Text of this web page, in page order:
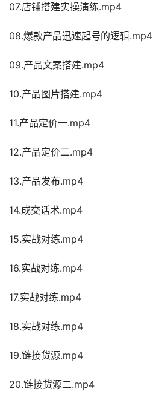
07.店铺搭建实操演练.mp4
08.爆款产品迅速起号的逻辑.mp4
09.产品文案搭建.mp4
10.产品图片搭建.mp4
11.产品定价一.mp4
12.产品定价二.mp4
13.产品发布.mp4
14.成交话术.mp4
15.实战对练.mp4
16.实战对练.mp4
17.实战对练.mp4
18.实战对练.mp4
19.链接货源.mp4
20.链接货源二.mp4